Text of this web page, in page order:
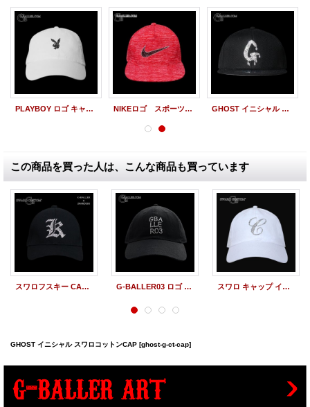
PLAYBOY ロゴ キャップ 白 スワロCAP NIKEロゴ スポーツCAP GHOST イニシャル スワロベースボールCAP
この商品を買った人は、こんな商品も買っています
スワロフスキー CAP イニシャルオーダー K スワロキャップ G-BALLER03 ロゴ スワロコットンCAP スワロ キャップ イニシャル オーダー C スワロフスキー CAP
GHOST イニシャル スワロコットンCAP [ghost-g-ct-cap]